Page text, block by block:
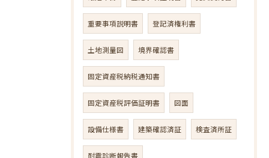
重要事項説明書 登記済権利書
土地測量図 境界確認書
固定資産税納税通知書
固定資産税評価証明書 図面
設備仕様書 建築確認済証 検査済所証
耐震診断報告書